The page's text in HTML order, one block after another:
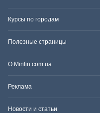
Курсы по городам
Полезные страницы
О Minfin.com.ua
Реклама
Новости и статьи